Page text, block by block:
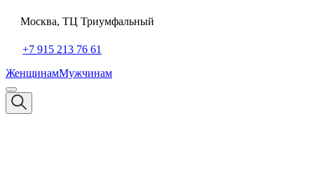
Москва, ТЦ Триумфальный
+7 915 213 76 61
ЖенщинамМужчинам